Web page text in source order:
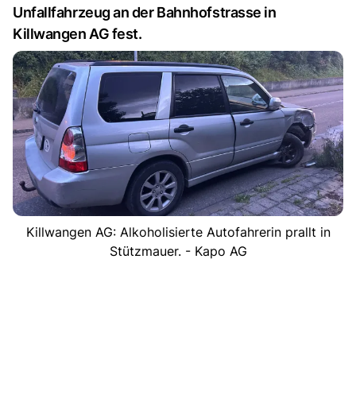
Unfallfahrzeug an der Bahnhofstrasse in
Killwangen AG fest.
Killwangen AG: Alkoholisierte Autofahrerin prallt in
Stützmauer. - Kapo AG